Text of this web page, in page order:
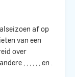
af op
van een
over
, , , , , , en .